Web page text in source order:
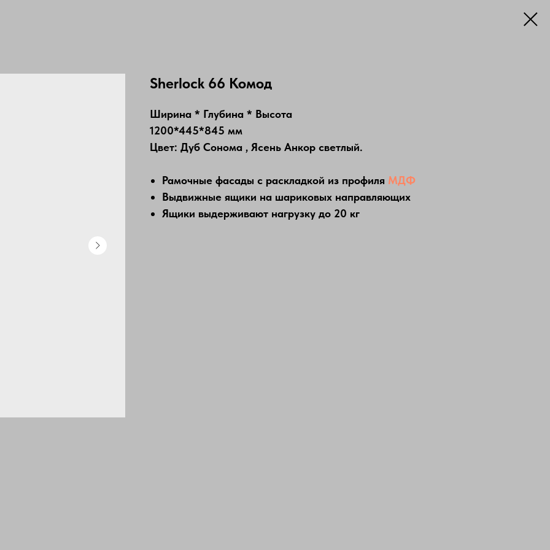
Sherlock 66 Комод
Ширина * Глубина * Высота
1200*445*845 мм
Цвет: Дуб Сонома , Ясень Анкор светлый.
Рамочные фасады с раскладкой из профиля МДФ
Выдвижные ящики на шариковых направляющих
Ящики выдерживают нагрузку до 20 кг